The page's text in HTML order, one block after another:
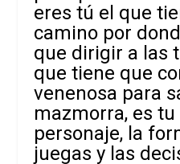
eres tú el que
camino por
que dirigir a las
que tiene que
venenosa para
mazmorra, es
personaje, la
juegas y las